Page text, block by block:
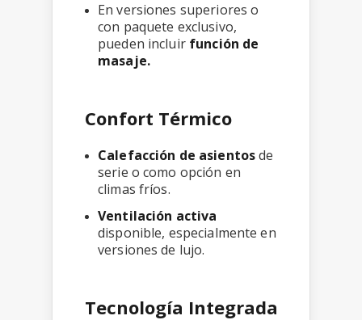
En versiones superiores o
con paquete exclusivo,
pueden incluir función de
masaje.
Confort Térmico
Calefacción de asientosde
serie o como opción en
climas fríos.
Ventilación activa
disponible, especialmente en
versiones de lujo.
Tecnología Integrada